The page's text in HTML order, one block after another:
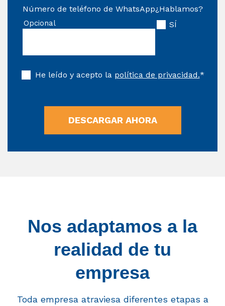
Número de teléfono de WhatsApp
Opcional
¿Hablamos?
SÍ
He leído y acepto la política de privacidad.*
Nos adaptamos a la
realidad de tu
empresa
Toda empresa atraviesa diferentes etapas a